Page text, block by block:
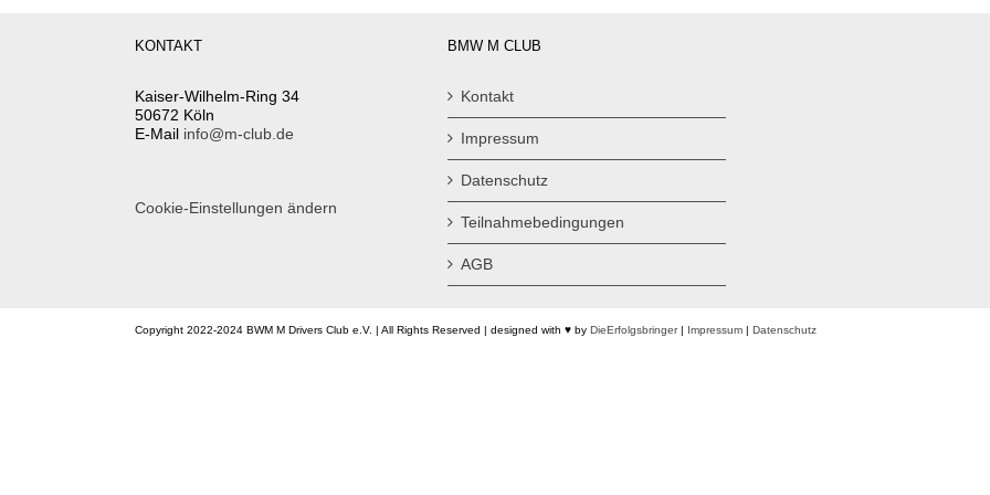
KONTAKT
Kaiser-Wilhelm-Ring 34
50672 Köln
E-Mail info@m-club.de
Cookie-Einstellungen ändern
BMW M CLUB
Kontakt
Impressum
Datenschutz
Teilnahmebedingungen
AGB
Copyright 2022-2024 BWM M Drivers Club e.V. | All Rights Reserved | designed with ♥ by DieErfolgsbringer| Impressum | Datenschutz